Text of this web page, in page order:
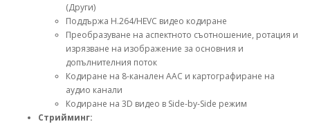
(Други)
Поддържа H.264/HEVC видео кодиране
Преобразуване на аспектното съотношение, ротация и
изрязване на изображение за основния и
допълнителния поток
Кодиране на 8-канален AAC и картографиране на
аудио канали
Кодиране на 3D видео в Side-by-Side режим
Стрийминг: